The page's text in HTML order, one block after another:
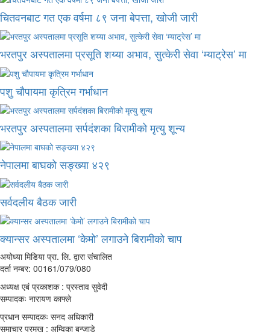
चितवनबाट गत एक वर्षमा ८९ जना बेपत्ता, खोजी जारी
भरतपुर अस्पतालमा प्रसूति शय्या अभाव, सुत्केरी सेवा ‘म्याट्रेस’ मा
पशु चौपायमा कृत्रिम गर्भाधान
भरतपुर अस्पतालमा सर्पदंशका बिरामीको मृत्यु शून्य
नेपालमा बाघको सङ्ख्या ४२९
सर्वदलीय बैठक जारी
क्यान्सर अस्पतालमा ‘केमो’ लगाउने बिरामीको चाप
अयोध्या मिडिया प्रा. लि. द्वारा संचालित
दर्ता नम्बर: 00161/079/080
अध्यक्ष एबं प्रकाशक : प्रस्ताव सुवेदी
सम्पादकः नारायण काफ्ले
प्रधान सम्पादकः सनद अधिकारी
समाचार प्रमुख : अम्विका बन्जाडे